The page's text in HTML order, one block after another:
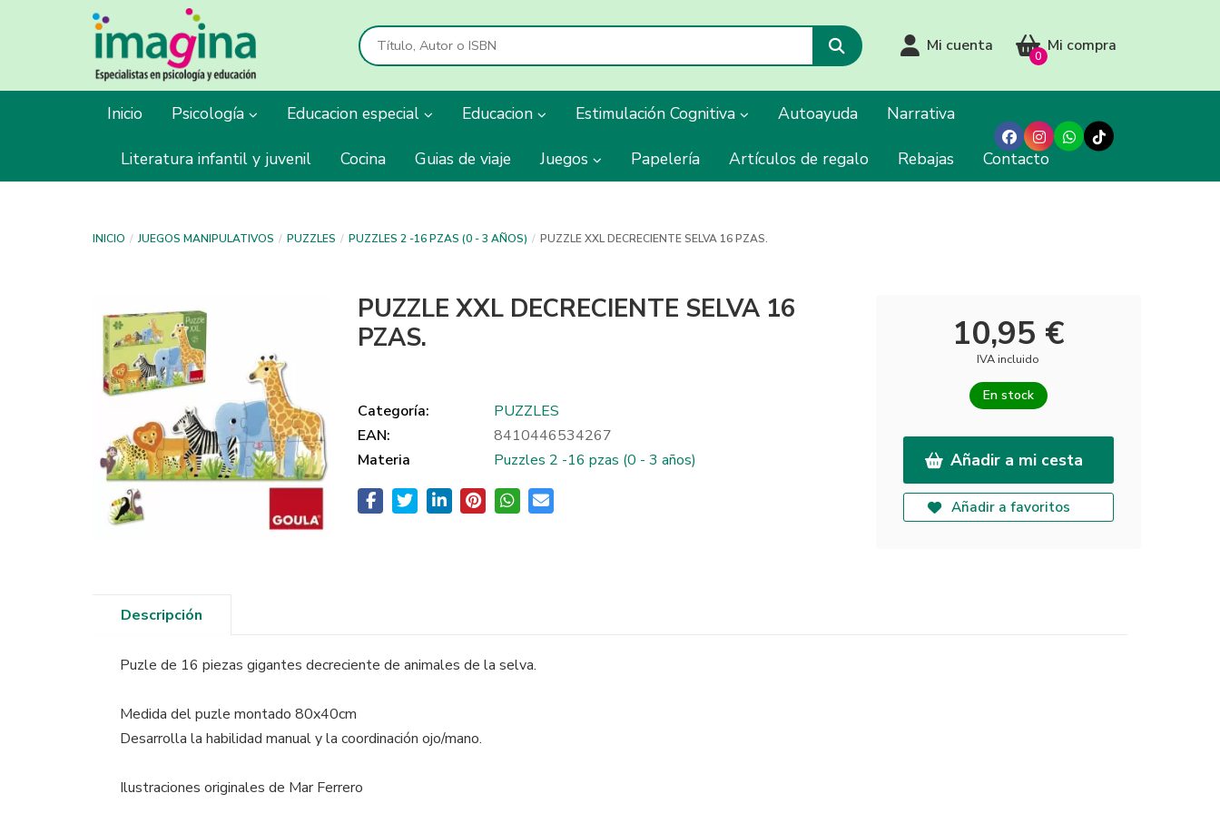
Mi cuenta Mi compra
0
Inicio Psicología Educacion especial Educacion Estimulación Cognitiva Autoayuda Narrativa
Literatura infantil y juvenil Cocina Guias de viaje Juegos Papelería Artículos de regalo Rebajas Contacto
INICIO JUEGOS MANIPULATIVOS PUZZLES PUZZLES 2 -16 PZAS (0 - 3 AÑOS) PUZZLE XXL DECRECIENTE SELVA 16 PZAS.
PUZZLE XXL DECRECIENTE SELVA 16
PZAS.
Categoría:
PUZZLES
EAN:
8410446534267
Materia
Puzzles 2 -16 pzas (0 - 3 años)
10,95 €
IVA incluido
En stock
Añadir a mi cesta
Añadir a favoritos
Descripción
Puzle de 16 piezas gigantes decreciente de animales de la selva.
Medida del puzle montado 80x40cm
Desarrolla la habilidad manual y la coordinación ojo/mano.
Ilustraciones originales de Mar Ferrero